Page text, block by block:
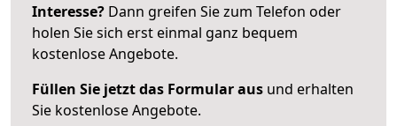
Interesse? Dann greifen Sie zum Telefon oder
holen Sie sich erst einmal ganz bequem
kostenlose Angebote.
Füllen Sie jetzt das Formular aus und erhalten
Sie kostenlose Angebote.